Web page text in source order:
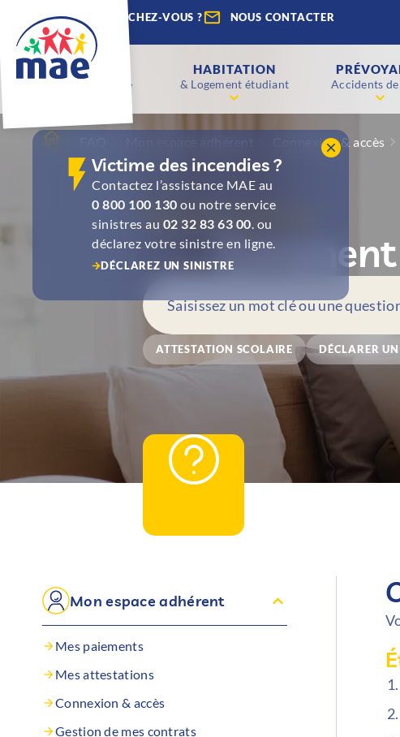
QUE RECHERCHEZ-VOUS ? NOUS CONTACTER
ENFANTS
Scolaire & Étude
HABITATION
& Logement étudiant Accidents
Victime des incendies ?
Contactez l’assistance MAE au
0 800 100 130 ou notre service
sinistres au 02 32 83 63 00. ou
déclarez votre sinistre en ligne.
DÉCLAREZ UN SINISTRE
Foire aux questions
ATTESTATION SCOLAIRE DÉCLARER
Connexion & accès
Mon espace adhérent
Mes paiements
Mes attestations
Connexion & accès
Gestion de mes contrats